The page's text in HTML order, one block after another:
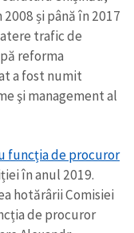
și până în 2017
trafic de
reforma
a fost numit
şi management al
funcția de procuror
în anul 2019.
hotărârii Comisiei
de procuror